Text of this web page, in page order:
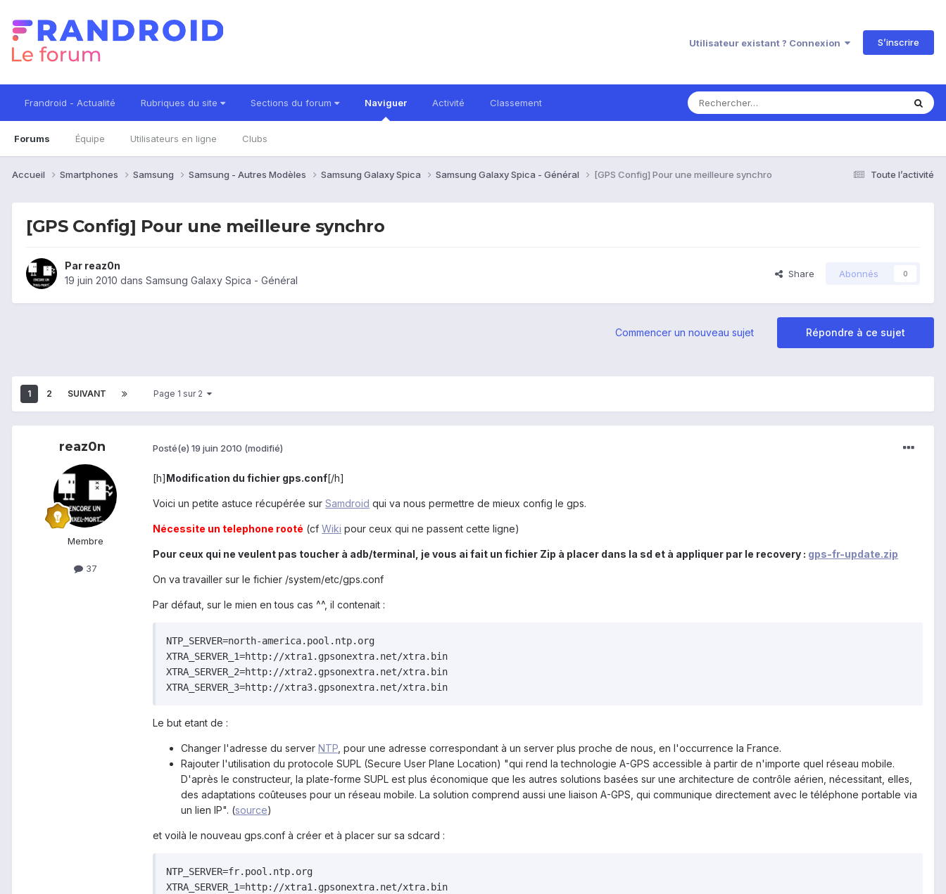
Utilisateur existant ? Connexion S’inscrire
Frandroid - Actualité Rubriques du site Sections du forum Naviguer
Forums Équipe Utilisateurs en ligne Clubs
Activité Classement
Toute l’activité
Accueil Smartphones Samsung Samsung - Autres Modèles Samsung Galaxy Spica Samsung Galaxy Spica - Général [GPS Config] Pour une meilleure synchro
[GPS Config] Pour une meilleure synchro
Par reaz0n
19 juin 2010 dans Samsung Galaxy Spica - Général
Share Abonnés 0
Répondre à ce sujet
Commencer un nouveau sujet
1 2 SUIVANT Page 1 sur 2
reaz0n
Membre
37
Posté(e) 19 juin 2010 (modifié)
[h]Modification du fichier gps.conf[/h]
Voici un petite astuce récupérée sur Samdroid qui va nous permettre de mieux config le gps.
Nécessite un telephone rooté (cf Wiki pour ceux qui ne passent cette ligne)
Pour ceux qui ne veulent pas toucher à adb/terminal, je vous ai fait un fichier Zip à placer dans la sd et à appliquer par le recovery : gps-fr-update.zip
On va travailler sur le fichier /system/etc/gps.conf
Par défaut, sur le mien en tous cas ^^, il contenait :
NTP_SERVER=north-america.pool.ntp.org
XTRA_SERVER_1=http://xtra1.gpsonextra.net/xtra.bin
XTRA_SERVER_2=http://xtra2.gpsonextra.net/xtra.bin
Le but etant de :
Changer l'adresse du server NTP , pour une adresse correspondant à un server plus proche de nous, en l'occurrence la France.
Rajouter l'utilisation du protocole SUPL (Secure User Plane Location) "qui rend la technologie A-GPS accessible à partir de n'importe quel réseau mobile.
D'après le constructeur, la plate-forme SUPL est plus économique que les autres solutions basées sur une architecture de contrôle aérien, nécessitant, elles,
des adaptations coûteuses pour un réseau mobile. La solution comprend aussi une liaison A-GPS, qui communique directement avec le téléphone portable via
un lien IP". (source)
et voilà le nouveau gps.conf à créer et à placer sur sa sdcard :
NTP_SERVER=fr.pool.ntp.org
XTRA_SERVER_1=http://xtra1.gpsonextra.net/xtra.bin